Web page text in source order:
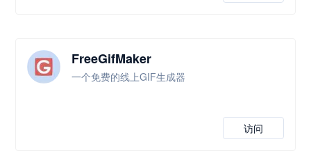
FreeGifMaker
一个免费的线上GIF生成器
访问